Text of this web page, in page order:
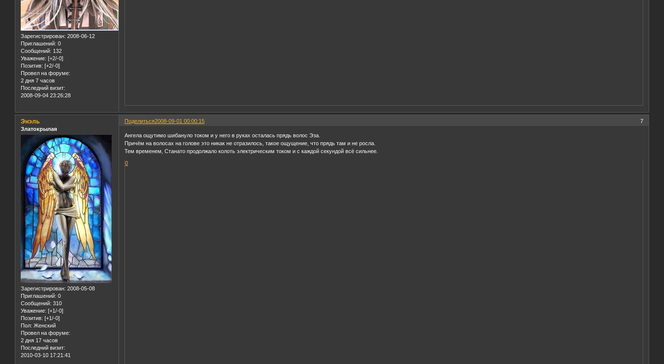
Зарегистрирован: 2008-06-12
Приглашений: 0
Сообщений: 132
Уважение: [+2/-0]
Позитив: [+2/-0]
Провел на форуме:
2 дня 7 часов
Последний визит:
2008-09-04 23:26:28
Поделиться 7
2008-09-01 00:00:15
Энэль
Златокрылая
Зарегистрирован: 2008-05-08
Приглашений: 0
Сообщений: 310
Уважение: [+1/-0]
Позитив: [+1/-0]
Пол: Женский
Провел на форуме:
2 дня 17 часов
Последний визит:
2010-03-10 17:21:41
Ангела ощутимо шибануло током и у него в руках осталась прядь волос Эза.
Причём на волосах на голове это никак не отразилось, такое ощущение, что прядь там и не росла.
Тем временем, Станато продолжало колоть электрическим током и с каждой секундой всё сильнее.
0